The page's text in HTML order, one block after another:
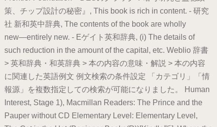
策、チップ設計の秘密』, This book is rich in content. - 研究
社 新和英中辞典, The contents of the book are wholly
new―entirely new. - Eゲイト英和辞典, (i) The details of
such reduction in the amount of the capital, etc. Weblio 辞書
> 英和辞典・和英辞典 > 本の内容の意味・解説 > 本の内容
に関連した英語例文 例文検索の条件設定 「カテゴリ」「情
報源」を複数指定しての検索が可能になりました。 Human
Interest, Stage 1), Macmillan Readers: The Prince and the
Pauper without CD Elementary Level: Elementary Level,